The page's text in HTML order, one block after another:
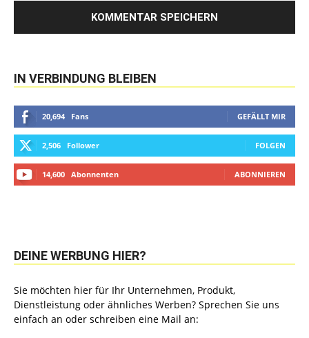
IN VERBINDUNG BLEIBEN
20,694 Fans GEFÄLLT MIR
2,506 Follower FOLGEN
14,600 Abonnenten ABONNIEREN
DEINE WERBUNG HIER?
Sie möchten hier für Ihr Unternehmen, Produkt,
Dienstleistung oder ähnliches Werben? Sprechen Sie uns
einfach an oder schreiben eine Mail an: